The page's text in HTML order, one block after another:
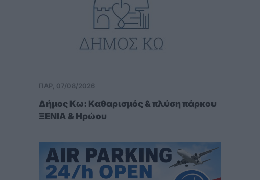
ΠΑΡ, 07/08/2026
Δήμος Κω: Καθαρισμός & πλύση πάρκου
ΞΕΝΙΑ & Ηρώου